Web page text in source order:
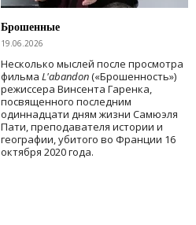
Брошенные
19.06.2026
Несколько мыслей после просмотра
фильма L'abandon(«Брошенность»)
режиссера Винсента Гаренка,
посвященного последним
одиннадцати дням жизни Самюэля
Пати, преподавателя истории и
географии, убитого во Франции 16
октября 2020 года.